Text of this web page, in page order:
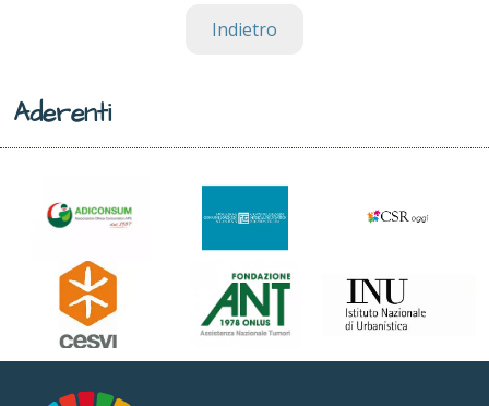
Indietro
Aderenti